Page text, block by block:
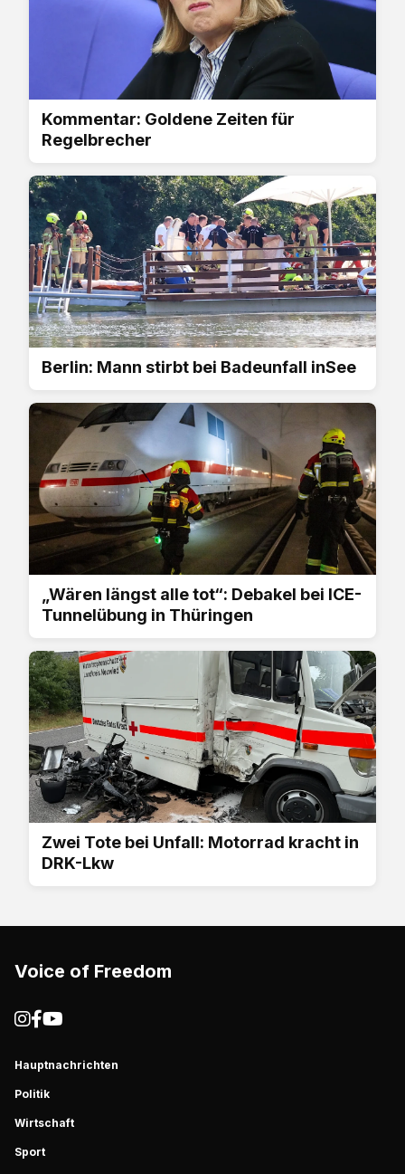
Kommentar: Goldene Zeiten für
Regelbrecher
Berlin: Mann stirbt bei Badeunfall inSee
„Wären längst alle tot“: Debakel bei ICE-
Tunnelübung in Thüringen
Zwei Tote bei Unfall: Motorrad kracht in
DRK-Lkw
Voice of Freedom
Hauptnachrichten
Politik
Wirtschaft
Sport